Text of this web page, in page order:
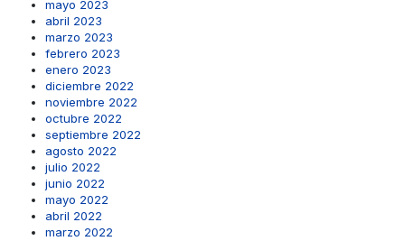
mayo 2023
abril 2023
marzo 2023
febrero 2023
enero 2023
diciembre 2022
noviembre 2022
octubre 2022
septiembre 2022
agosto 2022
julio 2022
junio 2022
mayo 2022
abril 2022
marzo 2022